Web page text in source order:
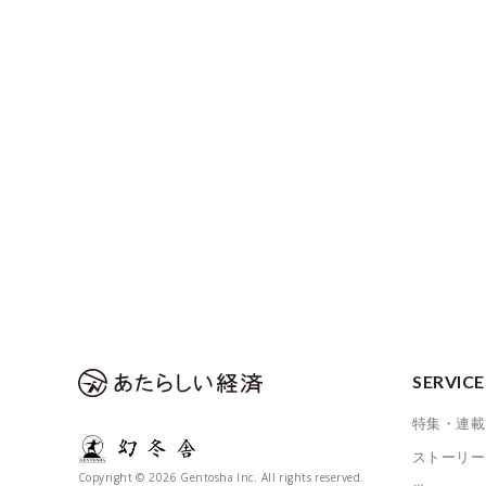
Copyright © 2026 Gentosha Inc. All rights reserved.
SERVICE
特集・連載
ストーリー